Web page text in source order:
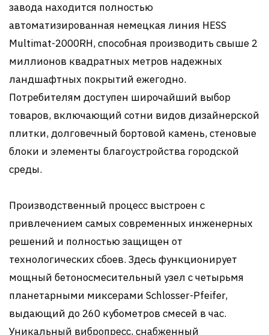
завода находится полностью
автоматизированная немецкая линия HESS
Multimat-2000RH, способная производить свыше 2
миллионов квадратных метров надежных
ландшафтных покрытий ежегодно.
Потребителям доступен широчайший выбор
товаров, включающий сотни видов дизайнерской
плитки, долговечный бортовой камень, стеновые
блоки и элементы благоустройства городской
среды.
Производственный процесс выстроен с
привлечением самых современных инженерных
решений и полностью защищен от
технологических сбоев. Здесь функционирует
мощный бетоносмесительный узел с четырьмя
планетарными миксерами Schlosser-Pfeifer,
выдающий до 260 кубометров смесей в час.
Уникальный вибропресс, снабженный